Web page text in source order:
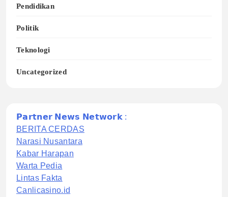
Pendidikan
Politik
Teknologi
Uncategorized
𝗣𝗮𝗿𝘁𝗻𝗲𝗿 𝗡𝗲𝘄𝘀 𝗡𝗲𝘁𝘄𝗼𝗿𝗸 :
BERITA CERDAS
Narasi Nusantara
Kabar Harapan
Warta Pedia
Lintas Fakta
Canlicasino.id